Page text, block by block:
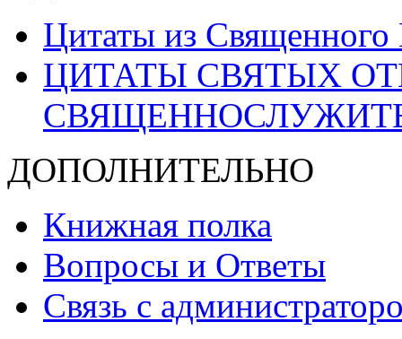
Цитаты из Священного
ЦИТАТЫ СВЯТЫХ
ДОПОЛНИТЕЛЬНО
Книжная полка
Вопросы и Ответы
Связь с